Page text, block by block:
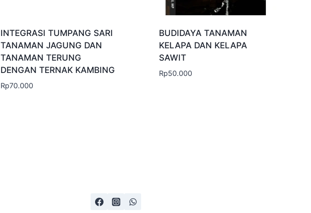
INTEGRASI TUMPANG SARI
TANAMAN JAGUNG DAN
TANAMAN TERUNG
DENGAN TERNAK KAMBING
Rp70.000
BUDIDAYA TANAMAN
KELAPA DAN KELAPA
SAWIT
Rp50.000